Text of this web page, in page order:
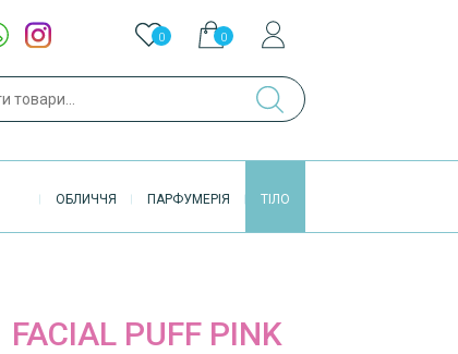
0 0
ОБЛИЧЧЯ ПАРФУМЕРІЯ ТІЛО
FACIAL PUFF PINK